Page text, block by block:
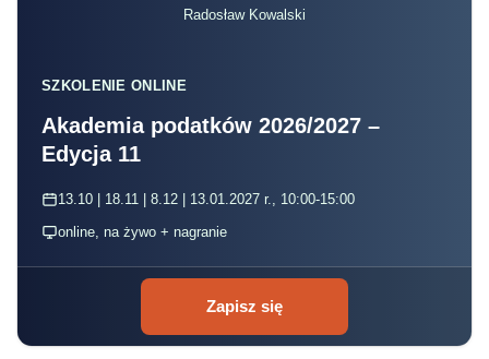
Radosław Kowalski
SZKOLENIE ONLINE
Akademia podatków 2026/2027 –
Edycja 11
13.10 | 18.11 | 8.12 | 13.01.2027 r., 10:00-15:00
online, na żywo + nagranie
Zapisz się